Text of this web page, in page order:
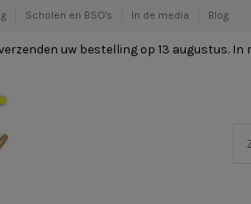
Scholen en BSO's In de media Blog
uw bestelling op 13 augustus. In